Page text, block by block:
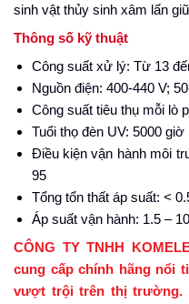
sinh vật thủy sinh xâm lấn
Thông số kỹ thuật
Công suất xử lý: Từ 13
Nguồn điện: 400-440 V;
Công suất tiêu thụ mỗi lò
Tuổi thọ đèn UV: 5000 giờ
Điều kiện vận hành môi
95
Tổng tổn thất áp suất: <
Áp suất vận hành: 1.5 –
CÔNG TY TNHH
cung cấp chính hãng nổi
vượt trội trên thị trường.